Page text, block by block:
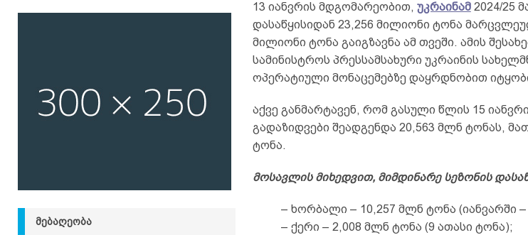
13 იანვრის მდგომარეობით, უკრაინამ2024/25
დასაწყისიდან 23,256 მილიონი ტონა
მილიონი ტონა გაიგზავნა ამ თვეში. ამის
სამინისტროს პრესსამსახური უკრაინის
ოპერატიული მონაცემებზე დაყრდნობით
აქვე განმარტავენ, რომ გასული წლის 15
გადაზიდვები შეადგენდა 20,563 მლნ ტონას,
ტონა.
მოსავლის მიხედვით, მიმდინარე სეზონის
– ხორბალი – 10,257 მლნ ტონა (იანვარში
– ქერი – 2,008 მლნ ტონა (9 ათასი ტონა);
ᲛᲔᲑᲐᲦᲔᲝᲑᲐ